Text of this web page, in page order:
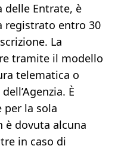
delle Entrate, è
registrato entro 30
La
tramite il modello
telematica o
È
la sola
è dovuta alcuna
in caso di